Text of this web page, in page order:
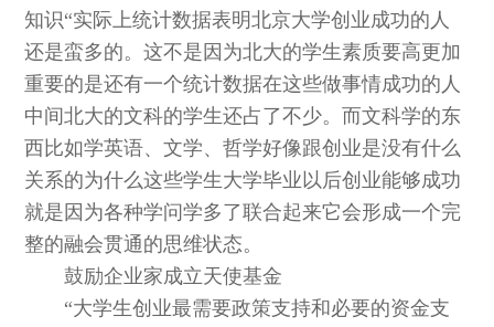
知识“实际上统计数据表明北京大学创业成功的人
还是蛮多的。这不是因为北大的学生素质要高更加
重要的是还有一个统计数据在这些做事情成功的人
中间北大的文科的学生还占了不少。而文科学的东
西比如学英语、文学、哲学好像跟创业是没有什么
关系的为什么这些学生大学毕业以后创业能够成功
就是因为各种学问学多了联合起来它会形成一个完
整的融会贯通的思维状态。
鼓励企业家成立天使基金
“大学生创业最需要政策支持和必要的资金支